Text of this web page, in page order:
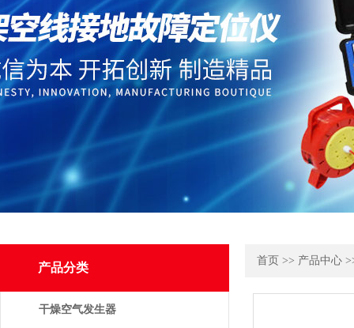
产品分类
干燥空气发生器
首页 >> 产品中心